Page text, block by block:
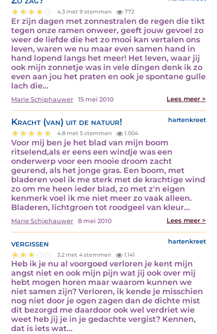
4.3 met 9 stemmen 772
Er zijn dagen met zonnestralen de regen die tikt
tegen onze ramen onweer, geeft jouw gevoel zo
weer de liefde die het zo mooi kan vertalen ons
leven, waren we nu maar even samen hand in
hand lopend langs het meer! Het leven, waar jij
ook mijn zonnetje was in vele dingen denk ik zo
even aan jou het praten en ook je spontane gulle
lach die…
Marie Schiphauwer 15 mei 2010 Lees meer >
Kracht (van) uit de natuur! hartenkreet
4.8 met 5 stemmen 1.004
Voor mij ben je het blad van mijn boom
ritselend,als er eens een windje was een
onderwerp voor een mooie droom zacht
geurend, als het jonge gras. Een boom, met
bladeren voel ik me sterk met de krachtige wind
zo om me heen ieder blad, zo met z'n eigen
kenmerk voel ik me niet meer zo vaak alleen.
Bladeren, lichtgroen tot roodgeel van kleur…
Marie Schiphauwer 8 mei 2010 Lees meer >
vergissen hartenkreet
3.2 met 4 stemmen 1.141
Heb ik je nu al voorgoed verloren je kent mijn
angst niet en ook mijn pijn wat jij ook over mij
hebt mogen horen maar waarom kunnen we
niet samen zijn? Verloren, ik kende je misschien
nog niet door je ogen zagen dan de dichte mist
dit bezorgd me daardoor ook wel verdriet wie
weet heb jij je in je gedachte vergist? Kennen,
dat is iets wat…